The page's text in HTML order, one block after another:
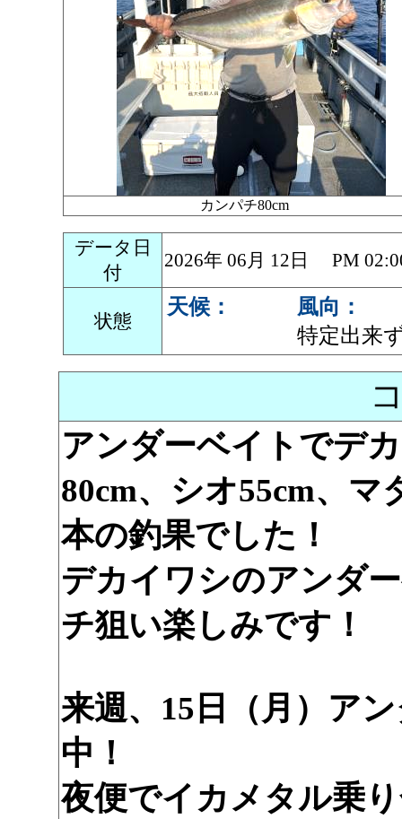
カンパチ80cm
データ日
付
2026年 06月 12日 PM
状態
天候：
風向：
特定出来
アンダーベイトでデ
80cm、シオ55cm、
本の釣果でした！
デカイワシのアンダ
チ狙い楽しみです！
来週、15日（月）ア
中！
夜便でイカメタル乗